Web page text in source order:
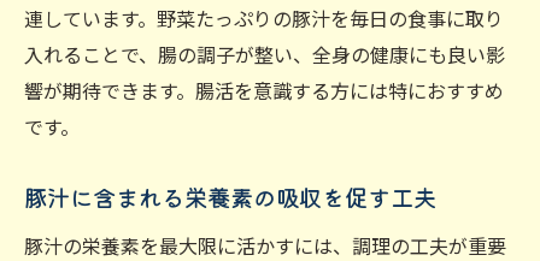
連しています。野菜たっぷりの豚汁を毎日の食事に取り
入れることで、腸の調子が整い、全身の健康にも良い影
響が期待できます。腸活を意識する方には特におすすめ
です。
豚汁に含まれる栄養素の吸収を促す工夫
豚汁の栄養素を最大限に活かすには、調理の工夫が重要